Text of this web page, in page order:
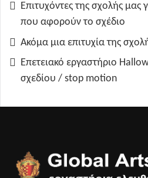
Επιτυχόντες της σχολής μας
που αφορούν το σχέδιο
Ακόμα μια επιτυχία της
Επετειακό εργαστήριο
σχεδίου / stop motion